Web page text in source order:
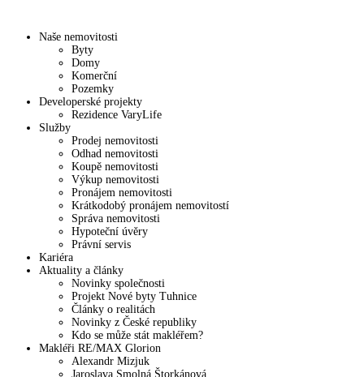
Naše nemovitosti
Byty
Domy
Komerční
Pozemky
Developerské projekty
Rezidence VaryLife
Služby
Prodej nemovitosti
Odhad nemovitosti
Koupě nemovitosti
Výkup nemovitosti
Pronájem nemovitosti
Krátkodobý pronájem nemovitostí
Správa nemovitosti
Hypoteční úvěry
Právní servis
Kariéra
Aktuality a články
Novinky společnosti
Projekt Nové byty Tuhnice
Články o realitách
Novinky z České republiky
Kdo se může stát makléřem?
Makléři RE/MAX Glorion
Alexandr Mizjuk
Jaroslava Smolná Štorkánová